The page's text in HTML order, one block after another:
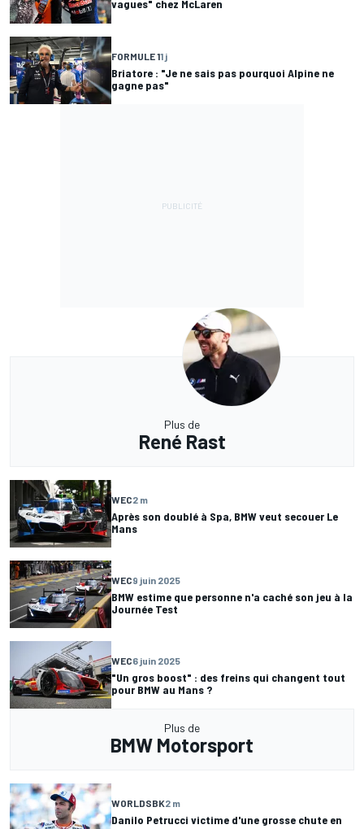
vagues" chez McLaren
FORMULE 11 j
Briatore : "Je ne sais pas pourquoi Alpine ne
gagne pas"
Plus de
René Rast
WEC2 m
Après son doublé à Spa, BMW veut secouer Le
Mans
WEC9 juin 2025
BMW estime que personne n'a caché son jeu à la
Journée Test
WEC6 juin 2025
"Un gros boost" : des freins qui changent tout
pour BMW au Mans ?
Plus de
BMW Motorsport
WORLDSBK2 m
Danilo Petrucci victime d'une grosse chute en